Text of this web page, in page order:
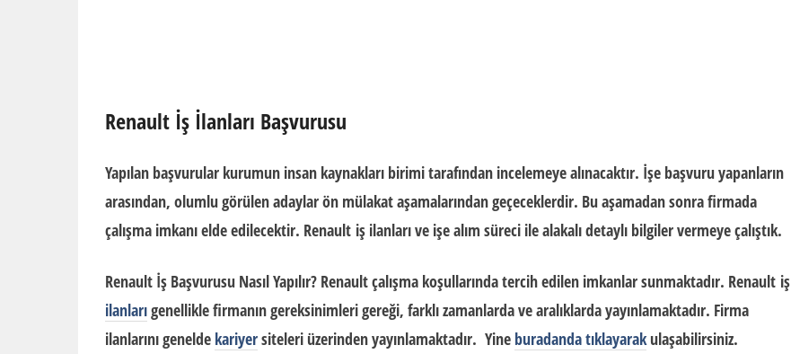
Renault İş İlanları Başvurusu
Yapılan başvurular kurumun insan kaynakları birimi tarafından incelemeye alınacaktır. İşe başvuru yapanların
arasından, olumlu görülen adaylar ön mülakat aşamalarından geçeceklerdir. Bu aşamadan sonra firmada
çalışma imkanı elde edilecektir. Renault iş ilanlarıve işe alım süreci ile alakalı detaylı bilgiler vermeye çalıştık.
Renault İş Başvurusu Nasıl Yapılır? Renaultçalışma koşullarında tercih edilen imkanlar sunmaktadır. Renault iş
ilanlarıgenellikle firmanın gereksinimleri gereği, farklı zamanlarda ve aralıklarda yayınlamaktadır. Firma
ilanlarını genelde kariyersiteleri üzerinden yayınlamaktadır. Yine buradanda tıklayarakulaşabilirsiniz.